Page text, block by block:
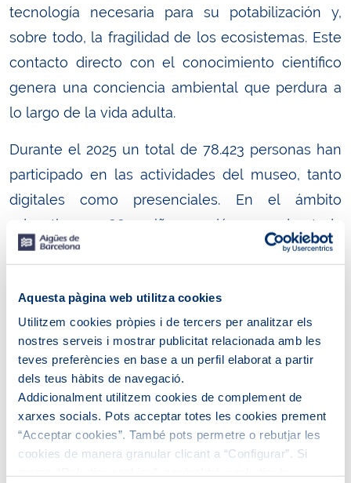
Aquesta pàgina web utilitza cookies
Utilitzem cookies pròpies i de tercers per analitzar els
nostres serveis i mostrar publicitat relacionada amb les
teves preferències en base a un perfil elaborat a partir
dels teus hàbits de navegació.
Addicionalment utilitzem cookies de complement de
xarxes socials. Pots acceptar totes les cookies prement
“Acceptar cookies”. També pots permetre o rebutjar les
cookies de manera granular clicant a “Configurar”. Si
tecnología necesaria para su potabilización y,
sobre todo, la fragilidad de los ecosistemas. Este
contacto directo con el conocimiento científico
genera una conciencia ambiental que perdura a
lo largo de la vida adulta.
Durante el 2025 un total de 78.423 personas han
participado en las actividades del museo, tanto
digitales como presenciales. En el ámbito
educativo, 41.885 niños y jóvenes de toda
Catalunya han participado en las actividades de
en el museo, en la potabilizadora de Sant Joan
Despí de Aigües de Barcelona o digitalmente
desde casa o en los centros.
Para todos
los públicos
Más allá del
ámbito